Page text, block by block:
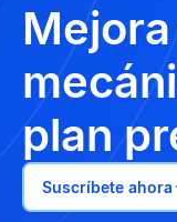
plan
Suscríbete ahora